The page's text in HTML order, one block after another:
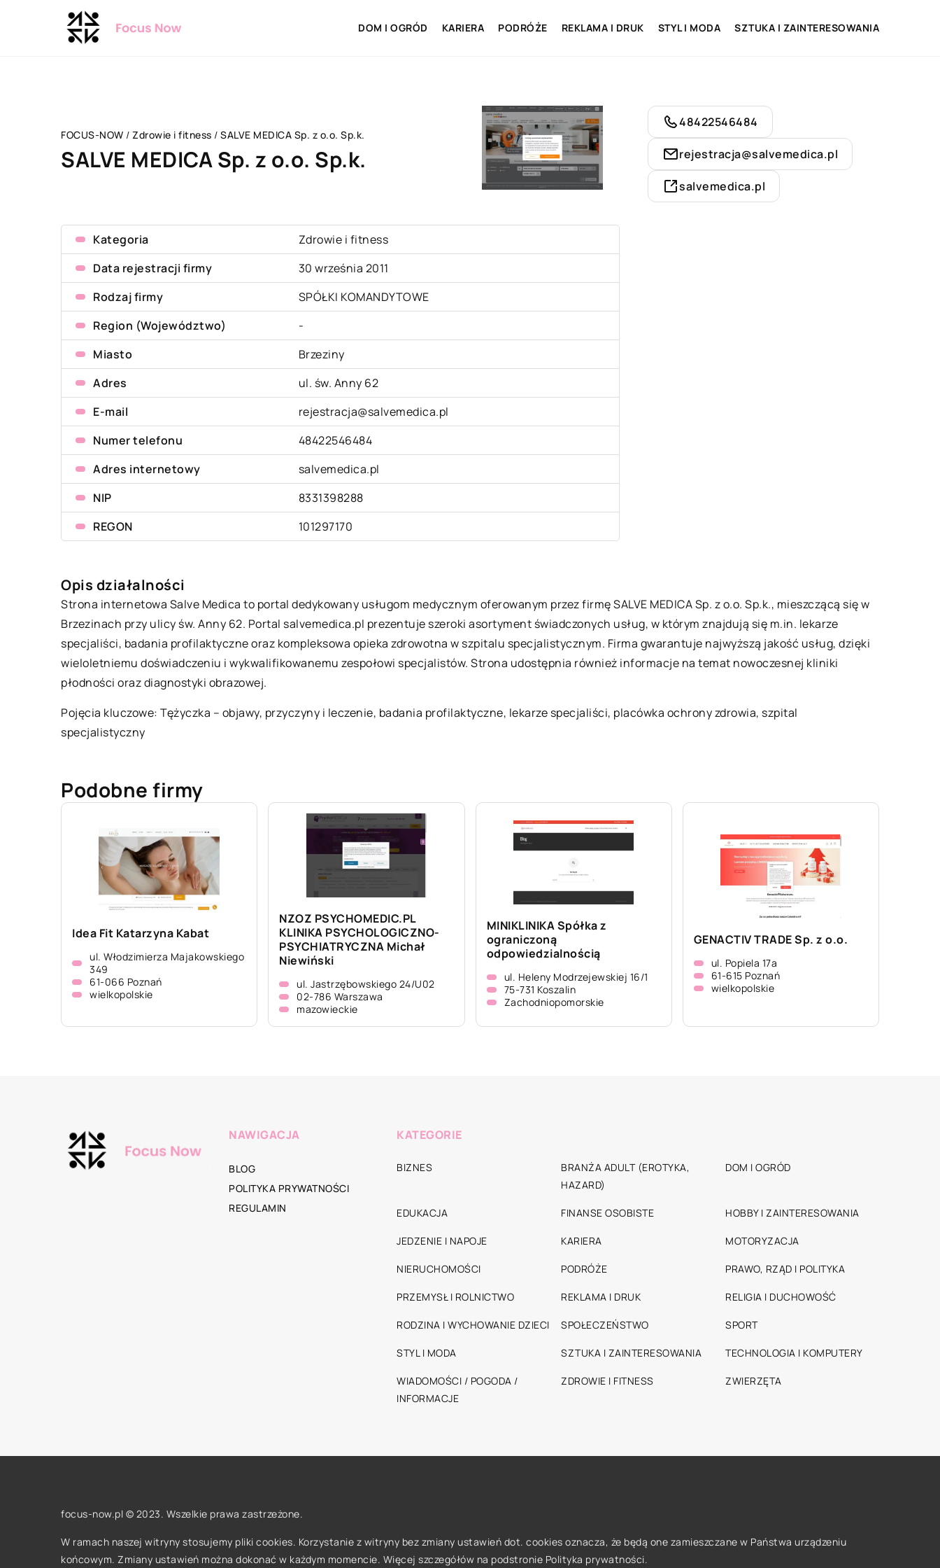
DOM I OGRÓD KARIERA PODRÓŻE REKLAMA I DRUK STYL I MODA SZTUKA I ZAINTERESOWANIA
FOCUS-NOW / Zdrowie i fitness / SALVE MEDICA Sp. z o.o. Sp.k.
SALVE MEDICA Sp. z o.o. Sp.k.
Kategoria
Zdrowie i fitness
Data rejestracji firmy
30 września 2011
Rodzaj firmy
SPÓŁKI KOMANDYTOWE
Region (Województwo)
-
Miasto
Brzeziny
Adres
ul. św. Anny 62
E-mail
rejestracja@salvemedica.pl
Numer telefonu
48422546484
Adres internetowy
salvemedica.pl
NIP
8331398288
REGON
101297170
48422546484
rejestracja@salvemedica.pl
salvemedica.pl
Opis działalności
Strona internetowa Salve Medica to portal dedykowany usługom medycznym oferowanym przez firmę SALVE MEDICA Sp. z o.o. Sp.k., mieszczącą się w
Brzezinach przy ulicy św. Anny 62. Portal salvemedica.pl prezentuje szeroki asortyment świadczonych usług, w którym znajdują się m.in. lekarze
specjaliści, badania profilaktyczne oraz kompleksowa opieka zdrowotna w szpitalu specjalistycznym. Firma gwarantuje najwyższą jakość usług, dzięki
wieloletniemu doświadczeniu i wykwalifikowanemu zespołowi specjalistów. Strona udostępnia również informacje na temat nowoczesnej kliniki
płodności oraz diagnostyki obrazowej.
Pojęcia kluczowe: Tężyczka – objawy, przyczyny i leczenie, badania profilaktyczne, lekarze specjaliści, placówka ochrony zdrowia, szpital
specjalistyczny
Podobne firmy
Idea Fit Katarzyna Kabat
ul. Włodzimierza Majakowskiego
349
61-066 Poznań
wielkopolskie
NZOZ PSYCHOMEDIC.PL
KLINIKA PSYCHOLOGICZNO-
PSYCHIATRYCZNA Michał
Niewiński
ul. Jastrzębowskiego 24/U02
02-786 Warszawa
mazowieckie
MINIKLINIKA Spółka z
ograniczoną
odpowiedzialnością
ul. Heleny Modrzejewskiej 16/1
75-731 Koszalin
Zachodniopomorskie
GENACTIV TRADE Sp. z o.o.
ul. Popiela 17a
61-615 Poznań
wielkopolskie
NAWIGACJA
BLOG
POLITYKA PRYWATNOŚCI
REGULAMIN
KATEGORIE
BIZNES
BRANŻA ADULT (EROTYKA,
HAZARD)
DOM I OGRÓD
EDUKACJA FINANSE OSOBISTE HOBBY I ZAINTERESOWANIA
JEDZENIE I NAPOJE KARIERA MOTORYZACJA
NIERUCHOMOŚCI PODRÓŻE PRAWO, RZĄD I POLITYKA
PRZEMYSŁ I ROLNICTWO REKLAMA I DRUK RELIGIA I DUCHOWOŚĆ
RODZINA I WYCHOWANIE DZIECI SPOŁECZEŃSTWO SPORT
STYL I MODA SZTUKA I ZAINTERESOWANIA TECHNOLOGIA I KOMPUTERY
WIADOMOŚCI / POGODA /
INFORMACJE
ZDROWIE I FITNESS ZWIERZĘTA
focus-now.pl © 2023. Wszelkie prawa zastrzeżone.
W ramach naszej witryny stosujemy pliki cookies. Korzystanie z witryny bez zmiany ustawień dot. cookies oznacza, że będą one zamieszczane w Państwa urządzeniu
końcowym. Zmiany ustawień można dokonać w każdym momencie. Więcej szczegółów na podstronie Polityka prywatności.